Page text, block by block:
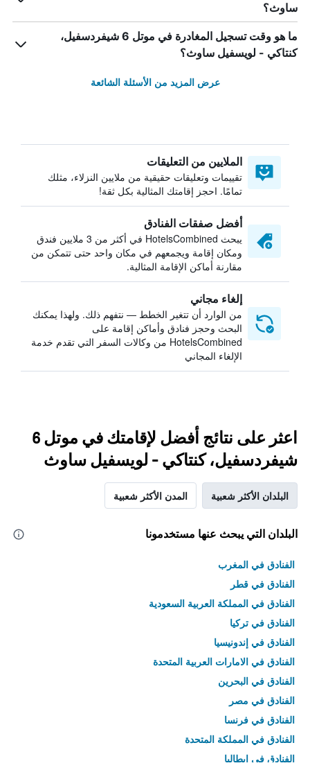
ساوث؟
ما هو وقت تسجيل المغادرة في موتل 6 شيفردسفيل،
كنتاكي - لويسفيل ساوث؟
عرض المزيد من الأسئلة الشائعة
الملايين من التعليقات
تقييمات وتعليقات حقيقية من ملايين النزلاء، مثلك
تمامًا. احجز إقامتك المثالية بكل ثقة!
أفضل صفقات الفنادق
يبحث HotelsCombined في أكثر من 3 ملايين فندق
ومكان إقامة ويجمعهم في مكان واحد حتى تتمكن من
مقارنة أماكن الإقامة المثالية.
إلغاء مجاني
من الوارد أن تتغير الخطط — نتفهم ذلك. ولهذا يمكنك
البحث وحجز فنادق وأماكن إقامة على
HotelsCombined من وكالات السفر التي تقدم خدمة
الإلغاء المجاني
اعثر على نتائج أفضل لإقامتك في موتل 6
شيفردسفيل، كنتاكي - لويسفيل ساوث
البلدان الأكثر شعبية المدن الأكثر شعبية
البلدان التي يبحث عنها مستخدمونا
الفنادق في المغرب
الفنادق في قطر
الفنادق في المملكة العربية السعودية
الفنادق في تركيا
الفنادق في إندونيسيا
الفنادق في الامارات العربية المتحدة
الفنادق في البحرين
الفنادق في مصر
الفنادق في فرنسا
الفنادق في المملكة المتحدة
الفنادق في إيطاليا